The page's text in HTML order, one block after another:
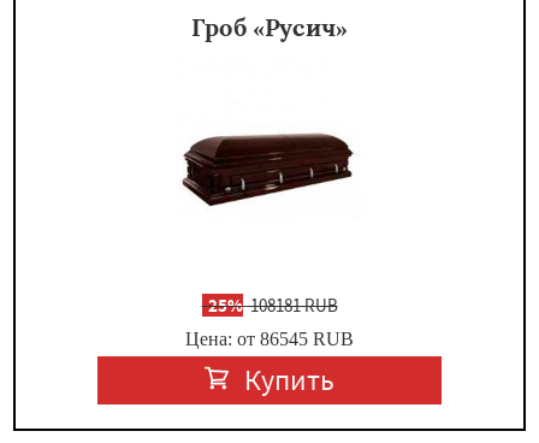
Гроб «Русич»
-25%108181 RUB
Цена: от 86545 RUB
Купить